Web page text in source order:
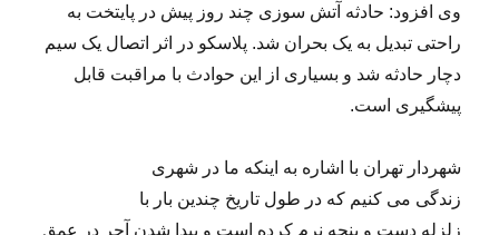
وی افزود: حادثه آتش سوزی چند روز پیش در پایتخت به
راحتی تبدیل به یک بحران شد. پلاسکو در اثر اتصال یک سیم
دچار حادثه شد و بسیاری از این حوادث با مراقبت قابل
پیشگیری است.
شهردار تهران با اشاره به اینکه ما در شهری
زندگی می کنیم که در طول تاریخ چندین بار با
زلزله دست و پنجه نرم کرده است و پیدا شدن آجر در عمق